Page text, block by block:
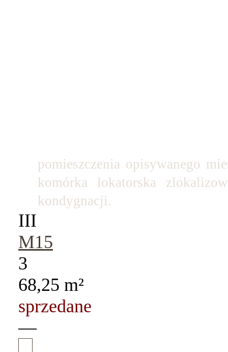
pomieszczenia opisywanego
komórka lokatorska
kondygnacji.
III
M15
3
68,25 m²
sprzedane
—